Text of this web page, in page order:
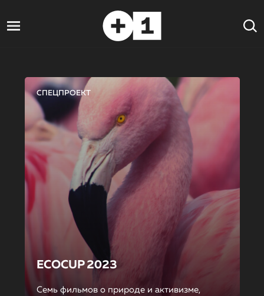
СПЕЦПРОЕКТ
ECOCUP 2023
Семь фильмов о природе и активизме,